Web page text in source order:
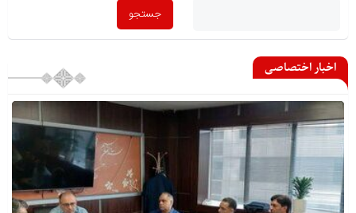
اخبار اختصاصی